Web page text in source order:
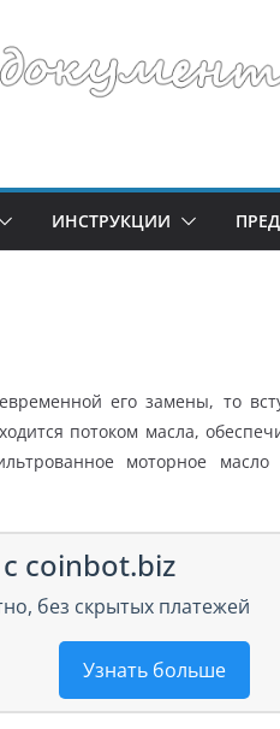
ИНСТРУКЦИИ
его замены, то
потоком масла,
моторное масло
coinbot.biz
без скрытых платежей
Узнать больше